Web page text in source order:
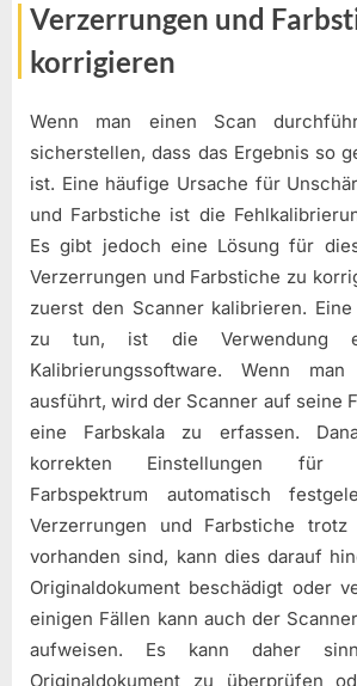
Verzerrungen und
korrigieren
Wenn man einen Scan
sicherstellen, dass das Ergebnis so
ist. Eine häufige Ursache für
und Farbstiche ist die
Es gibt jedoch eine Lösung für
Verzerrungen und Farbstiche zu
zuerst den Scanner kalibrieren.
zu tun, ist die Verwendung
Kalibrierungssoftware. Wenn
ausführt, wird der Scanner auf seine
eine Farbskala zu erfassen.
korrekten Einstellungen für
Farbspektrum automatisch
Verzerrungen und Farbstiche trotz
vorhanden sind, kann dies darauf
Originaldokument beschädigt oder
einigen Fällen kann auch der
aufweisen. Es kann daher
Originaldokument zu überprüfen